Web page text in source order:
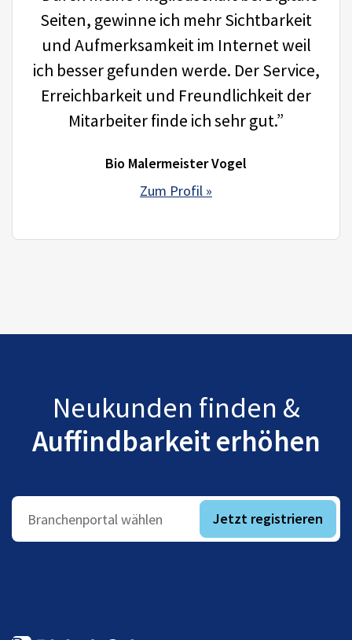
Seiten, gewinne ich mehr Sichtbarkeit
und Aufmerksamkeit im Internet weil
ich besser gefunden werde. Der Service,
Erreichbarkeit und Freundlichkeit der
Mitarbeiter finde ich sehr gut.”
Bio Malermeister Vogel
Zum Profil »
Neukunden finden &
Auffindbarkeit erhöhen
Branchenportal wählen Jetzt registrieren